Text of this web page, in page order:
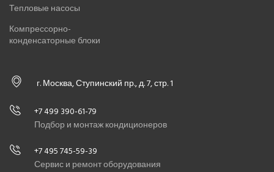
Тепловые насосы
Компрессорно-
конденсаторные блоки
г. Москва, Ступинский пр., д. 7, стр. 1
+7 499 390-61-79
Подбор и монтаж кондиционеров
+7 495 745-59-39
Сервис и ремонт оборудования